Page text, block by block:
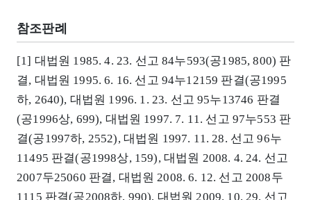
참조판례
[1] 대법원 1985. 4. 23. 선고 84누593(공1985, 800) 판
결, 대법원 1995. 6. 16. 선고 94누12159 판결(공1995
하, 2640), 대법원 1996. 1. 23. 선고 95누13746 판결
(공1996상, 699), 대법원 1997. 7. 11. 선고 97누553 판
결(공1997하, 2552), 대법원 1997. 11. 28. 선고 96누
11495 판결(공1998상, 159), 대법원 2008. 4. 24. 선고
2007두25060 판결, 대법원 2008. 6. 12. 선고 2008두
1115 판결(공2008하, 990), 대법원 2009. 10. 29. 선고